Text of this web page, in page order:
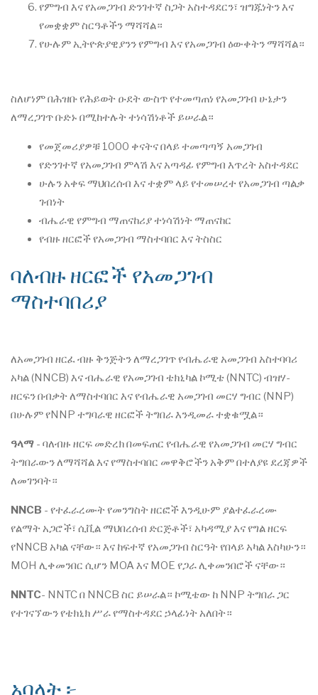
የምግብ እና የአመጋገብ ድንገተኛ ስጋት አስተዳደርን፣ ዝግጁነትን እና
የመቋቋም ስርዓቶችን ማሻሻል።
የሁሉም ኢትዮጵያዊያንን የምግብ እና የአመጋገብ ዕውቀትን ማሻሻል።
ስለሆነም በሕዝቡ የሕይወት ዑደት ውስጥ የተመጣጠነ የአመጋገብ ሁኔታን
ለማረጋገጥ ቡድኑ በሚከተሉት ተነሳሽነቶች ይሠራል።
የመጀመሪያዎቹ 1000 ቀናትና በላይ ተመጣጣኝ አመጋገብ
የድንገተኛ የአመጋገብ ምላሽ እና አጣዳፊ የምግብ እጥረት አስተዳደር
ሁሉን አቀፍ ማህበረሰብ እና ተቋም ላይ የተመሠረተ የአመጋገብ ጣልቃ
ገብነት
ብሔራዊ የምግብ ማጠናከሪያ ተነሳሽነት ማጠናከር
የብዙ ዘርፎች የአመጋገብ ማስተባበር እና ትስስር
ባለብዙ ዘርፎች የአመጋገብ
ማስተባበሪያ
ለአመጋገብ ዘርፈ ብዙ ቅንጅትን ለማረጋገጥ የብሔራዊ አመጋገብ አስተባባሪ
አካል (NNCB) እና ብሔራዊ የአመጋገብ ቴክኒካል ኮሚቴ (NNTC) ብዝሃ-
ዘርፍን በብቃት ለማስተባበር እና የብሔራዊ አመጋገብ መርሃ ግብር (NNP)
በሁሉም የNNP ተግባራዊ ዘርፎች ትግበራ እንዲመራ ተቋቁሟል።
ዓላማ - ባለብዙ ዘርፍ መድረክ በመፍጠር የብሔራዊ የአመጋገብ መርሃ ግብር
ትግበራውን ለማሻሻል እና የማስተባበር መዋቅሮችን አቅም በተለያዩ ደረጃዎች
ለመገንባት።
NNCB - የተፈራረሙት የመንግስት ዘርፎች እንዲሁም ያልተፈራረሙ
የልማት አጋሮች፣ ሲቪል ማህበረሰብ ድርጅቶች፣ አካዳሚያ እና የግል ዘርፍ
የNNCB አካል ናቸው። እና ከፍተኛ የአመጋገብ ስርዓት የበላይ አካል እስካሁን።
MOH ሊቀመንበር ሲሆን MOA እና MOE የጋራ ሊቀመንበሮች ናቸው።
NNTC- NNTC በ NNCB ስር ይሠራል። ኮሚቴው ከ NNP ትግበራ ጋር
የተገናኘውን የቴክኒክ ሥራ የማስተዳደር ኃላፊነት አለበት።
አባላት ፦